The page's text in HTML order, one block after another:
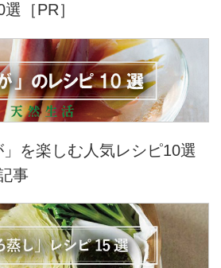
［PR］
を楽しむ人気レシピ10選
事